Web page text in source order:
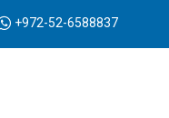
+972-52-6588837